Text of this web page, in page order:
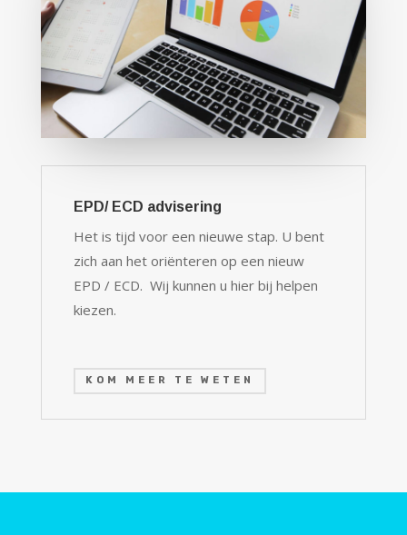
EPD/ ECD advisering
Het is tijd voor een nieuwe stap. U bent
zich aan het oriënteren op een nieuw
EPD / ECD. Wij kunnen u hier bij helpen
kiezen.
KOM MEER TE WETEN